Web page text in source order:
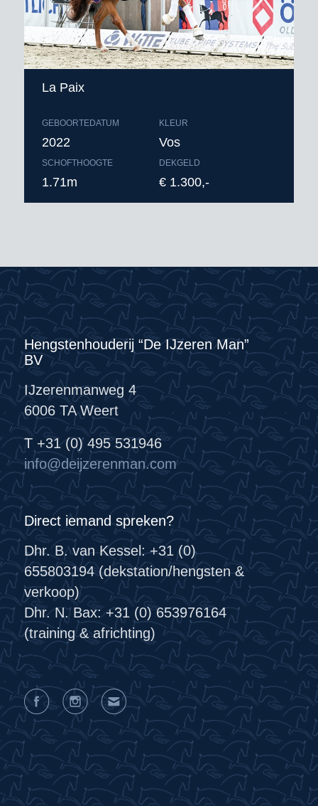
La Paix
GEBOORTEDATUM
2022
SCHOFTHOOGTE
1.71m
KLEUR
Vos
DEKGELD
€ 1.300,-
Hengstenhouderij “De IJzeren Man”
BV
IJzerenmanweg 4
6006 TA Weert
T +31 (0) 495 531946
info@deijzerenman.com
Direct iemand spreken?
Dhr. B. van Kessel: +31 (0)
655803194 (dekstation/hengsten &
verkoop)
Dhr. N. Bax: +31 (0) 653976164
(training & africhting)